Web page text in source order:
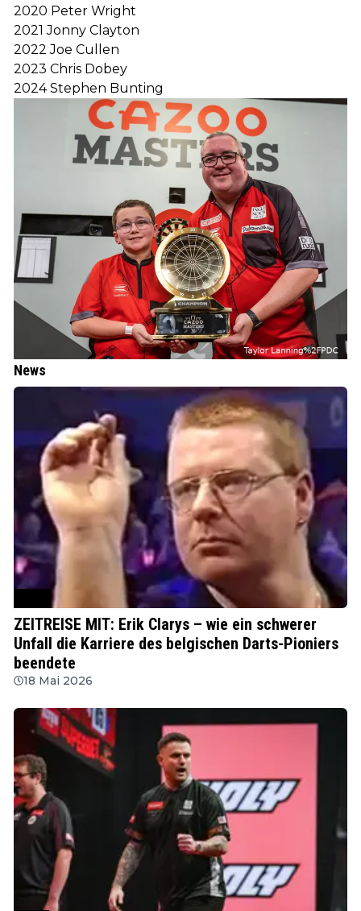
2020 Peter Wright
2021 Jonny Clayton
2022 Joe Cullen
2023 Chris Dobey
2024 Stephen Bunting
News
ZEITREISE MIT: Erik Clarys – wie ein schwerer
Unfall die Karriere des belgischen Darts-Pioniers
beendete
18 Mai 2026